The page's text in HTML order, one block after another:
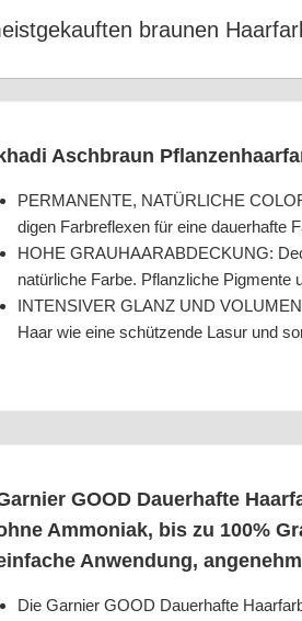
brau­nen
kha­di Asch­braun
PERMANENTE, NATÜRLICHE
di­gen Farb­re­fle­xen für eine dau­er­haf­te
HOHE GRAUHAARABDECKUNG:
natür­li­che Far­be. Pflanz­li­che Pig­men­te
INTENSIVER GLANZ UND
Haar wie eine schüt­zen­de Lasur und
GOOD Dau­er­haf­te
Ammo­ni­ak, bis zu 100%
Anwen­dung,
Die Gar­nier GOOD Dau­er­haf­te